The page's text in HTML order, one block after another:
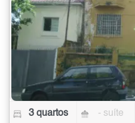
3 quartos - suíte